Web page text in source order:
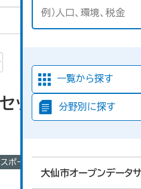
一覧から探す
分野別に探す
大仙市オープンデータ
ットが見つか
ポーツ・生活